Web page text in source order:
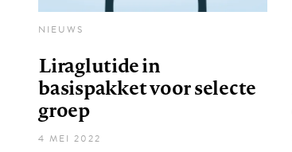
NIEUWS
Liraglutide in
basispakket voor selecte
groep
4 MEI 2022